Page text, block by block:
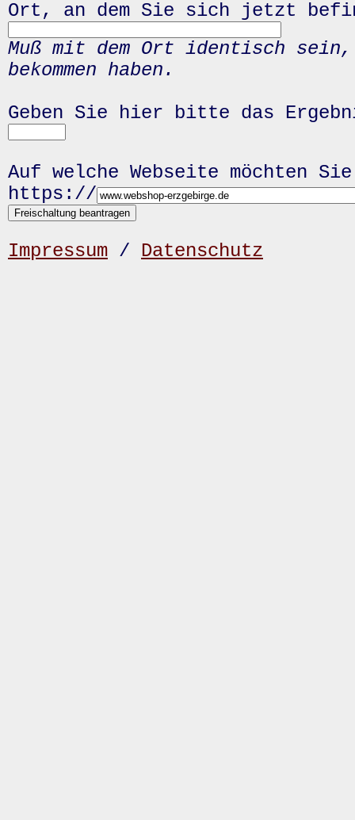
Ort, an dem Sie sich jetzt
Muß mit dem Ort identisch
bekommen haben.
Geben Sie hier bitte das
Auf welche Webseite möchten
https://
Impressum / Datenschutz